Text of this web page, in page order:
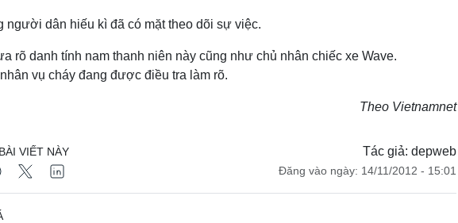
người dân hiếu kì đã có mặt theo dõi sự việc.
rõ danh tính nam thanh niên này cũng như chủ nhân chiếc xe Wave.
vụ cháy đang được điều tra làm rõ.
Theo Vietnamnet
Tác giả: depweb
Đăng vào ngày: 14/11/2012 - 15:01
VIẾT NÀY